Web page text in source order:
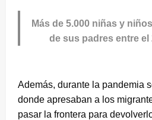
Más de 5.000 niñas y
de sus padres entre el
Además, durante la pandemia
donde apresaban a los
pasar la frontera para